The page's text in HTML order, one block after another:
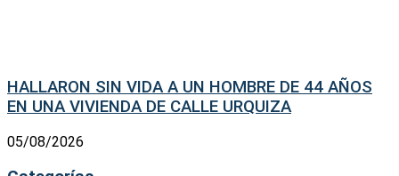
HALLARON SIN VIDA A UN HOMBRE DE 44 AÑOS
EN UNA VIVIENDA DE CALLE URQUIZA
05/08/2026